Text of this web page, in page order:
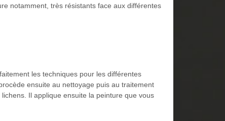
notamment, très résistants face aux différentes
les techniques pour les différentes
ensuite au nettoyage puis au traitement
Il applique ensuite la peinture que vous